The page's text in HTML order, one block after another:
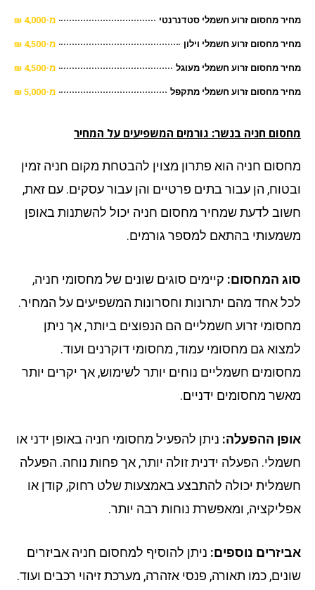
מחסום זרוע חשמלי סטדנרנטי מ-4,000 ₪
מחסום זרוע חשמלי וילון מ-4,500 ₪
מחסום זרוע חשמלי מעוגל מ-4,500 ₪
מחסום זרוע חשמלי מתקפל מ-5,000 ₪
חניה בנשר: גורמים המשפיעים על המחיר
חניה הוא פתרון מצוין להבטחת מקום חניה זמין
הן עבור בתים פרטיים והן עבור עסקים. עם זאת,
לדעת שמחיר מחסום חניה יכול להשתנות באופן
בהתאם למספר גורמים.
המחסום:קיימים סוגים שונים של מחסומי חניה,
אחד מהם יתרונות וחסרונות המשפיעים על המחיר.
זרוע חשמליים הם הנפוצים ביותר, אך ניתן
גם מחסומי עמוד, מחסומי דוקרנים ועוד.
חשמליים נוחים יותר לשימוש, אך יקרים יותר
מחסומים ידניים.
ההפעלה:ניתן להפעיל מחסומי חניה באופן ידני או
הפעלה ידנית זולה יותר, אך פחות נוחה. הפעלה
יכולה להתבצע באמצעות שלט רחוק, קודן או
ומאפשרת נוחות רבה יותר.
נוספים:ניתן להוסיף למחסום חניה אביזרים
כמו תאורה, פנסי אזהרה, מערכת זיהוי רכבים ועוד.